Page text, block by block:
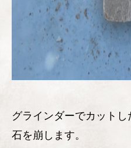
グラインダーでカット
石を崩します。